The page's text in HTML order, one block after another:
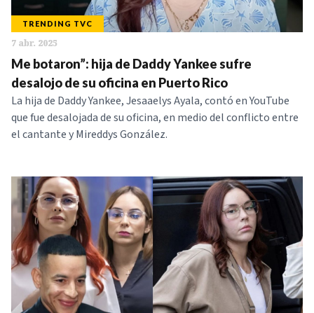
TRENDING TVC
7 abr. 2025
Me botaron”: hija de Daddy Yankee sufre
desalojo de su oficina en Puerto Rico
La hija de Daddy Yankee, Jesaaelys Ayala, contó en YouTube
que fue desalojada de su oficina, en medio del conflicto entre
el cantante y Mireddys González.